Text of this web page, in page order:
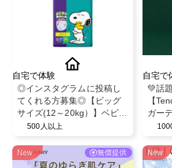
自宅で体験
◎インスタグラムに投稿し
てくれる方募集◎【ビッグ
サイズ(12～20kg）】ベビー
ザらス限定！ベビー紙おむ
イン◎ベビー育児用品◎
500人以上
自宅で
💚話
【
ガー
スクリー
New 無償提供 New